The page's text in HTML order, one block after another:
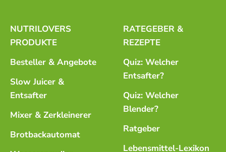
NUTRILOVERS
PRODUKTE
Besteller & Angebote
Slow Juicer &
Entsafter
Mixer & Zerkleinerer
Brotbackautomat
RATEGEBER &
REZEPTE
Quiz: Welcher
Entsafter?
Quiz: Welcher
Blender?
Ratgeber
Lebensmittel-Lexikon